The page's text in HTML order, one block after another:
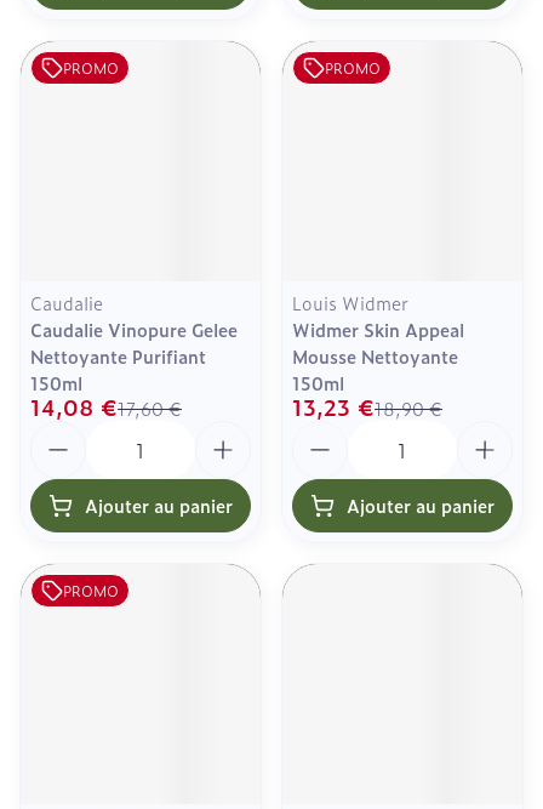
PROMO
Caudalie
Caudalie Vinopure Gelee
Nettoyante Purifiant
150ml
17,60 €
14,08 €
Ajouter au panier
PROMO
Louis Widmer
Widmer Skin Appeal
Mousse Nettoyante
150ml
18,90 €
13,23 €
Ajouter au panier
PROMO